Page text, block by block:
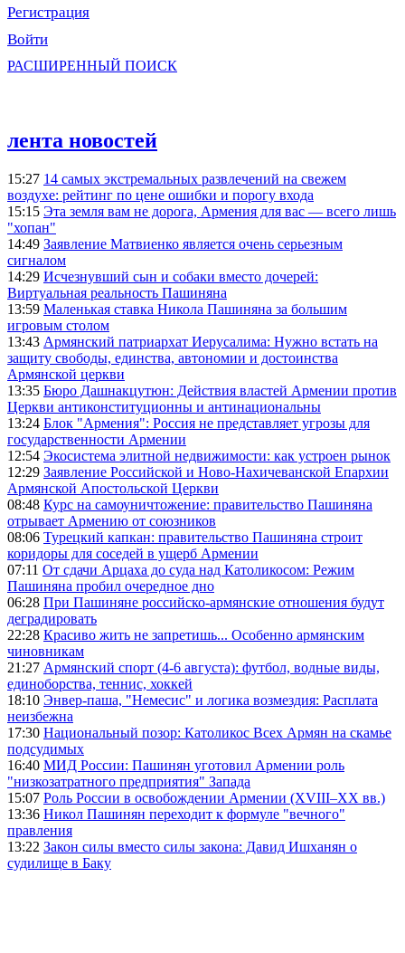
Регистрация
Войти
РАСШИРЕННЫЙ ПОИСК
лента новостей
15:27 14 самых экстремальных развлечений на свежем
воздухе: рейтинг по цене ошибки и порогу входа
15:15 Эта земля вам не дорога, Армения для вас — всего лишь
"хопан"
14:49 Заявление Матвиенко является очень серьезным
сигналом
14:29 Исчезнувший сын и собаки вместо дочерей:
Виртуальная реальность Пашиняна
13:59 Маленькая ставка Никола Пашиняна за большим
игровым столом
13:43 Армянский патриархат Иерусалима: Нужно встать на
защиту свободы, единства, автономии и достоинства
Армянской церкви
13:35 Бюро Дашнакцутюн: Действия властей Армении против
Церкви антиконституционны и антинациональны
13:24 Блок "Армения": Россия не представляет угрозы для
государственности Армении
12:54 Экосистема элитной недвижимости: как устроен рынок
12:29 Заявление Российской и Ново-Нахичеванской Епархии
Армянской Апостольской Церкви
08:48 Курс на самоуничтожение: правительство Пашиняна
отрывает Армению от союзников
08:06 Турецкий капкан: правительство Пашиняна строит
коридоры для соседей в ущерб Армении
07:11 От сдачи Арцаха до суда над Католикосом: Режим
Пашиняна пробил очередное дно
06:28 При Пашиняне российско-армянские отношения будут
деградировать
22:28 Красиво жить не запретишь... Особенно армянским
чиновникам
21:27 Армянский спорт (4-6 августа): футбол, водные виды,
единоборства, теннис, хоккей
18:10 Энвер-паша, "Немесис" и логика возмездия: Расплата
неизбежна
17:30 Национальный позор: Католикос Всех Армян на скамье
подсудимых
16:40 МИД России: Пашинян уготовил Армении роль
"низкозатратного предприятия" Запада
15:07 Роль России в освобождении Армении (XVIII–XX вв.)
13:36 Никол Пашинян переходит к формуле "вечного"
правления
13:22 Закон силы вместо силы закона: Давид Ишханян о
судилище в Баку